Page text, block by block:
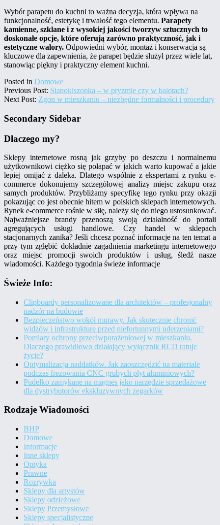
Wybór parapetu do kuchni to ważna decyzja, która wpływa na
funkcjonalność, estetykę i trwałość tego elementu. Parapety
kamienne, szklane i z wysokiej jakości tworzyw sztucznych to
doskonałe opcje, które oferują zarówno praktyczność, jak i
estetyczne walory. Odpowiedni wybór, montaż i konserwacja są
kluczowe dla zapewnienia, że parapet będzie służył przez wiele lat,
stanowiąc piękny i praktyczny element kuchni.
Posted in Domowe
Previous Post: Sianokiszonka – w pryzmie czy w balotach?
Next Post: Zgon w mieszkaniu – niezbędne formalności i procedury
Secondary Sidebar
Dlaczego my?
Sklepy internetowe rosną jak grzyby po deszczu i normalnemu
użytkownikowi ciężko się połapać w jakich warto kupować a jakie
lepiej omijać z daleka. Dlatego wspólnie z ekspertami z rynku e-
commerce dokonujemy szczegółowej analizy miejsc zakupu oraz
samych produktów. Przybliżamy specyfikę tego rynku przy okazji
pokazując co jest obecnie hitem w polskich sklepach internetowych.
Rynek e-commerce rośnie w siłę, należy się do niego ustosunkować.
Najważniejsze brandy przenoszą swoją działalność do portali
agregujących usługi handlowe. Czy handel w sklepach
stacjonarnych zanika? Jeśli chcesz poznać informacje na ten temat a
przy tym zgłębić dokładnie zagadnienia marketingu internetowego
oraz miejsc promocji swoich produktów i usług, śledź nasze
wiadomości. Każdego tygodnia świeże informacje
Świeże Info:
Clipboardy personalizowane dla architektów – profesjonalny
nadzór na budowie
Bezpieczeństwo wokół murawy. Jak skutecznie chronić
widzów i infrastrukturę przed niefortunnymi uderzeniami?
Pomiary ochrony przeciwporażeniowej w mieszkaniu.
Dlaczego prawidłowo działający wyłącznik RCD ratuje
życie?
Optymalizacja naddatków. Jak zaoszczędzić na materiale
podczas frezowania CNC grubych płyt aluminiowych?
Pudełko zamykane na magnes jako narzędzie sprzedażowe
dla dystrybutorów ekskluzywnych zegarków
Rodzaje Wiadomości
BHP
Domowe
Informacje
Inne sklepy
Optyka
Prawne
Rozrywka
Sklepy dla artystów
Sklepy odzieżowe
Sklepy Przemysłowe
Sklepy specjalistyczne